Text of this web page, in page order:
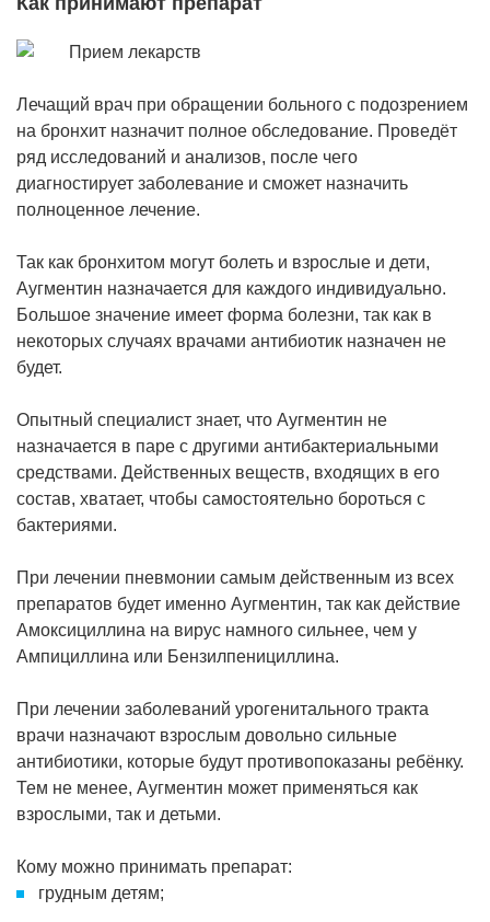
Лечащий врач при обращении больного с подозрением
на бронхит назначит полное обследование. Проведёт
ряд исследований и анализов, после чего
диагностирует заболевание и сможет назначить
полноценное лечение.
Так как бронхитом могут болеть и взрослые и дети,
Аугментин назначается для каждого индивидуально.
Большое значение имеет форма болезни, так как в
некоторых случаях врачами антибиотик назначен не
будет.
Опытный специалист знает, что Аугментин не
назначается в паре с другими антибактериальными
средствами. Действенных веществ, входящих в его
состав, хватает, чтобы самостоятельно бороться с
бактериями.
При лечении пневмонии самым действенным из всех
препаратов будет именно Аугментин, так как действие
Амоксициллина на вирус намного сильнее, чем у
Ампициллина или Бензилпенициллина.
При лечении заболеваний урогенитального тракта
врачи назначают взрослым довольно сильные
антибиотики, которые будут противопоказаны ребёнку.
Тем не менее, Аугментин может применяться как
взрослыми, так и детьми.
Кому можно принимать препарат:
грудным детям;